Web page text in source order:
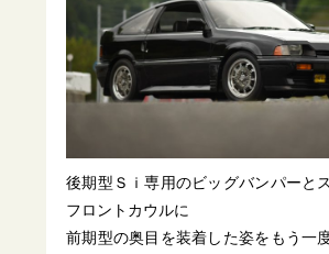
後期型Ｓｉ専用のビッグバンパーと
フロントカウルに
前期型の奥目を装着した姿をもう一